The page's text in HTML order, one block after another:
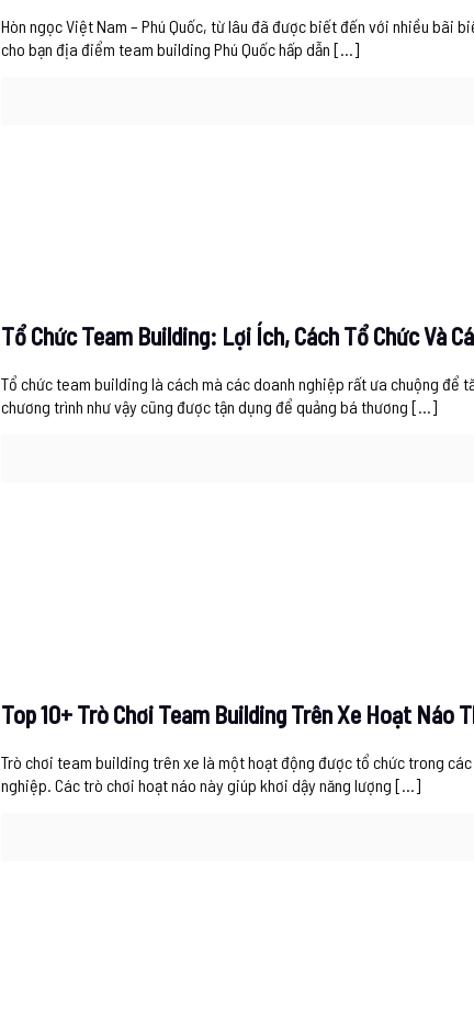
Hòn ngọc Việt Nam – Phú Quốc, từ lâu đã được biết đến với nhiều bãi
cho bạn địa điểm team building Phú Quốc hấp dẫn […]
Tổ Chức Team Building: Lợi Ích, Cách Tổ Chức Và
Tổ chức team building là cách mà các doanh nghiệp rất ưa chuộng để
chương trình như vậy cũng được tận dụng để quảng bá thương […]
Top 10+ Trò Chơi Team Building Trên Xe Hoạt Náo
Trò chơi team building trên xe là một hoạt động được tổ chức trong
nghiệp. Các trò chơi hoạt náo này giúp khơi dậy năng lượng […]